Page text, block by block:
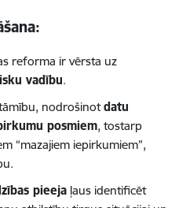
reforma ir vērsta uz
vadību.
nodrošinotdatu
posmiem, tostarp
“mazajiem iepirkumiem”,
pieeja ļaus identificēt